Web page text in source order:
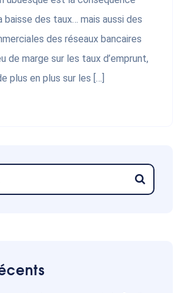
baisse des taux… mais aussi des
des réseaux bancaires
de marge sur les taux d’emprunt,
plus en plus sur les […]